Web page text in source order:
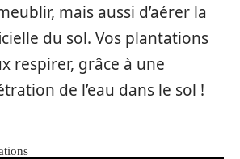
mais aussi d’aérer la
du sol. Vos plantations
respirer, grâce à une
de l’eau dans le sol !